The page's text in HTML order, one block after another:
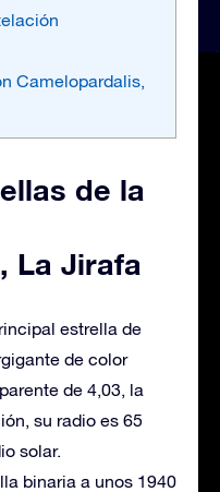
Camelopardalis,
de la
La Jirafa
estrella de
de color
de 4,03, la
su radio es 65
solar.
binaria a unos 1940